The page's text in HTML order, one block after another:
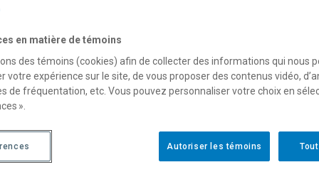
4 avril : Conférence de Thierry Paquot sur la
en matière de témoins
des témoins (cookies) afin de collecter des informations qui nous
votre expérience sur le site, de vous proposer des contenus vidéo,
de fréquentation, etc. Vous pouvez personnaliser votre choix en
».
Autoriser les témoins